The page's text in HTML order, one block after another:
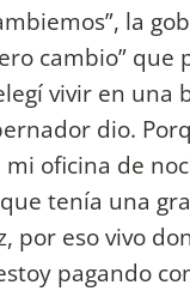
la
cambio”
vivir en
dio.
oficina de
tenía una
por eso vivo
pagando